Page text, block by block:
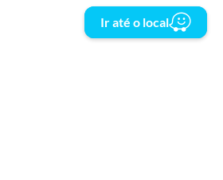
Ir até o local